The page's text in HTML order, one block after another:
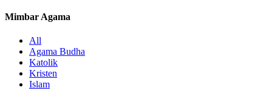
Mimbar Agama
All
Agama Budha
Katolik
Kristen
Islam